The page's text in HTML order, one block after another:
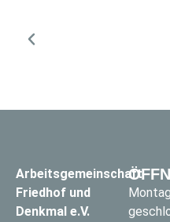
Arbeitsgemeinschaft
Friedhof und
Denkmal e.V.